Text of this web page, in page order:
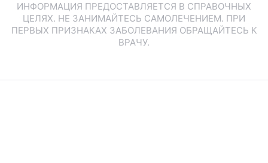
ИНФОРМАЦИЯ ПРЕДОСТАВЛЯЕТСЯ В СПРАВОЧНЫХ
ЦЕЛЯХ. НЕ ЗАНИМАЙТЕСЬ САМОЛЕЧЕНИЕМ. ПРИ
ПЕРВЫХ ПРИЗНАКАХ ЗАБОЛЕВАНИЯ ОБРАЩАЙТЕСЬ К
ВРАЧУ.